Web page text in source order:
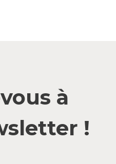
à
!